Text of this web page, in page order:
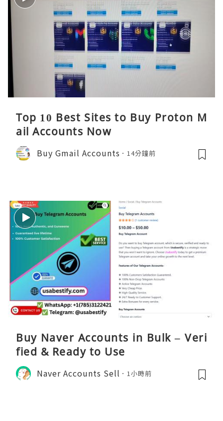
Top 10 Best Sites to Buy Proton M
ail Accounts Now
Buy Gmail Accounts 14分鐘前
Buy Naver Accounts in Bulk – Veri
fied & Ready to Use
Naver Accounts Sell 1小時前